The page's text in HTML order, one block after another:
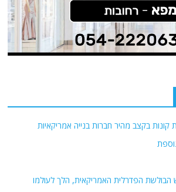
קונות בקצב מהיר חברות בנייה אמריקאיות
הפדרלית האמריקאית, הלך לעולמו